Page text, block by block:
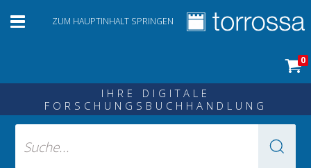
ZUM HAUPTINHALT SPRINGEN
0
IHRE DIGITALE
FORSCHUNGSBUCHHANDLUNG